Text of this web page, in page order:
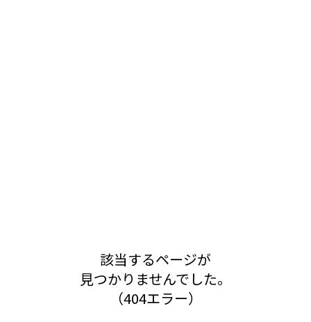
該当するページが
見つかりませんでした。
（404エラー）